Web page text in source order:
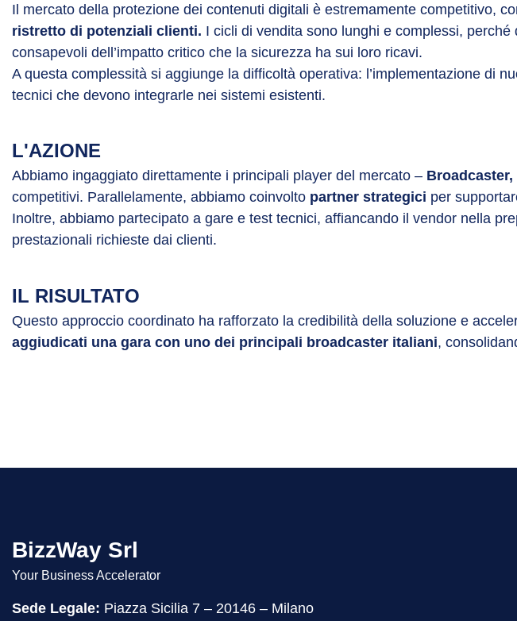
Il mercato della protezione dei contenuti digitali è estremamente competitivo,
ristretto di potenziali clienti. I cicli di vendita sono lunghi e complessi,
consapevoli dell’impatto critico che la sicurezza ha sui loro ricavi.
A questa complessità si aggiunge la difficoltà operativa: l’implementazione di
tecnici che devono integrarle nei sistemi esistenti.
L'AZIONE
Abbiamo ingaggiato direttamente i principali player del mercato –
competitivi. Parallelamente, abbiamo coinvolto partner strategici per
Inoltre, abbiamo partecipato a gare e test tecnici, affiancando il vendor nella
prestazionali richieste dai clienti.
IL RISULTATO
Questo approccio coordinato ha rafforzato la credibilità della soluzione e
aggiudicati una gara con uno dei principali broadcaster italiani,
BizzWay Srl
Your Business Accelerator
Sede Legale: Piazza Sicilia 7 – 20146 – Milano